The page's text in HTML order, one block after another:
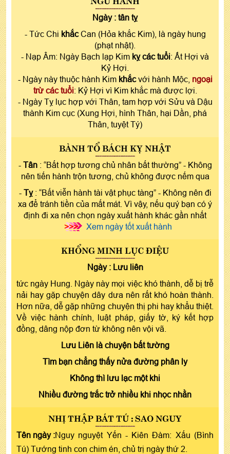
Ngày : tân tỵ
- Tức Chi khắcCan (Hỏa khắc Kim), là ngày hung
(phạt nhật).
- Nạp Âm: Ngày Bạch lạp Kim kỵ các tuổi: Ất Hợi và
Kỷ Hợi.
- Ngày này thuộc hành Kim khắcvới hành Mộc, ngoại
trừ các tuổi: Kỷ Hợi vì Kim khắc mà được lợi.
- Ngày Tỵ lục hợp với Thân, tam hợp với Sửu và Dậu
thành Kim cục (Xung Hợi, hình Thân, hại Dần, phá
Thân, tuyệt Tý)
BÀNH TỔ BÁCH KỴ NHẬT
- Tân: “Bất hợp tương chủ nhân bất thường” - Không
nên tiến hành trộn tương, chủ không được nếm qua
- Tỵ: “Bất viễn hành tài vật phục tàng” - Không nên đi
xa để tránh tiền của mất mát. Vì vậy, nếu quý bạn có ý
định đi xa nên chọn ngày xuất hành khác gần nhất
>>>
Xem ngày tốt xuất hành
KHỔNG MINH LỤC ĐIỆU
Ngày : Lưu liên
tức ngày Hung. Ngày này mọi việc khó thành, dễ bị trễ
nải hay gặp chuyện dây dưa nên rất khó hoàn thành.
Hơn nữa, dễ gặp những chuyện thị phi hay khẩu thiệt.
Về việc hành chính, luật pháp, giấy tờ, ký kết hợp
đồng, dâng nộp đơn từ không nên vội vã.
Lưu Liên là chuyện bất tường
Tìm bạn chẳng thấy nửa đường phân ly
Không thì lưu lạc một khi
Nhiều đường trắc trở nhiều khi nhọc nhằn
NHỊ THẬP BÁT TÚ : SAO NGUY
Tên ngày :Nguy nguyệt Yến - Kiên Đàm: Xấu (Bình
Tú) Tướng tinh con chim én, chủ trị ngày thứ 2.